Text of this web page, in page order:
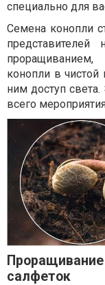
специально для
Семена конопли
представителей
конопли в чистой
ним доступ
всего
салфеток